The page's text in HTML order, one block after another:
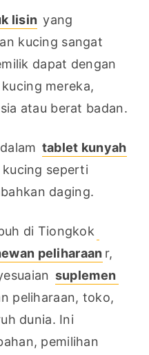
lisin yang
kucing sangat
dapat dengan
mereka,
atau berat badan.
tablet kunyah
seperti
daging.
di Tiongkok
peliharaan r,
suplemen
peliharaan, toko,
dunia. Ini
pemilihan